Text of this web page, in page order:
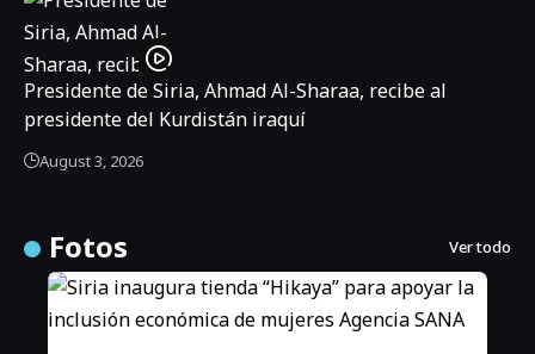
Presidente de Siria, Ahmad Al-Sharaa, recibe al
presidente del Kurdistán iraquí
August 3, 2026
Fotos Ver todo